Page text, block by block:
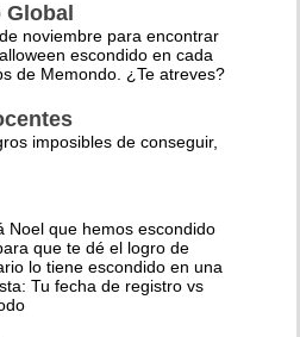
noviembre para encontrar
escondido en cada
de Memondo. ¿Te atreves?
imposibles de conseguir,
Noel que hemos escondido
que te dé el logro de
lo tiene escondido en una
Tu fecha de registro vs